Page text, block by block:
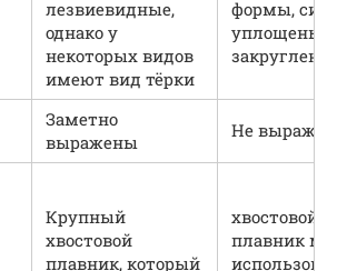
лезвиевидные,
однако у
некоторых видов
имеют вид тёрки
формы,
уплощены и
закруглены
Заметно
выражены
Не
Крупный
хвостовой
плавник, который
хвостовой
плавник